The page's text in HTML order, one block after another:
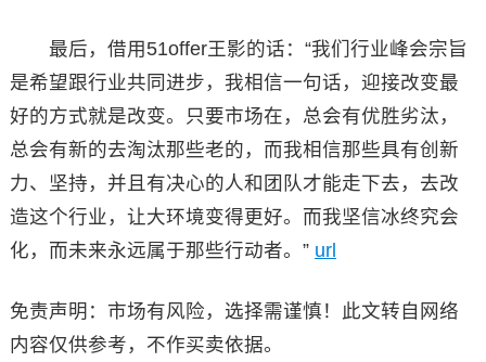
最后，借用51offer王影的话：“我们行业峰会宗旨
是希望跟行业共同进步，我相信一句话，迎接改变最
好的方式就是改变。只要市场在，总会有优胜劣汰，
总会有新的去淘汰那些老的，而我相信那些具有创新
力、坚持，并且有决心的人和团队才能走下去，去改
造这个行业，让大环境变得更好。而我坚信冰终究会
化，而未来永远属于那些行动者。” url
免责声明：市场有风险，选择需谨慎！此文转自网络
内容仅供参考，不作买卖依据。